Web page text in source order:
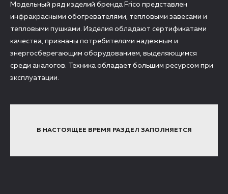
Модельный ряд изделий бренда Frico представлен
инфракрасными обогревателями, тепловыми завесами и
тепловыми пушками. Изделия обладают сертификатами
качества, признаны потребителями надежным и
энергосберегающим оборудованием, выделяющимся
среди аналогов. Техника обладает большим ресурсом при
эксплуатации.
В НАСТОЯЩЕЕ ВРЕМЯ РАЗДЕЛ ЗАПОЛНЯЕТСЯ